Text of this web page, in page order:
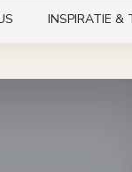
INSPIRATIE &